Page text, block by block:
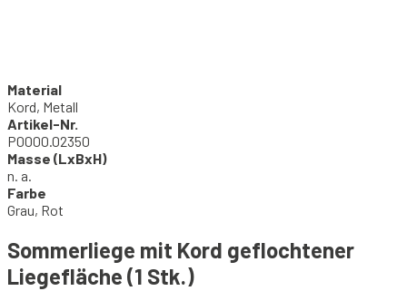
Material
Kord, Metall
Artikel-Nr.
P0000.02350
Masse (LxBxH)
n. a.
Farbe
Grau, Rot
Sommerliege mit Kord geflochtener
Liegefläche (1 Stk.)